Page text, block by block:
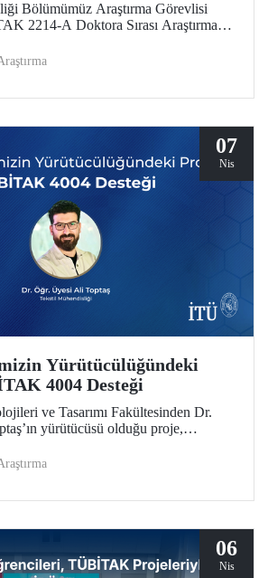
Bölümümüz Araştırma Görevlisi
2214-A Doktora Sırası Araştırma
07
Nis
Yürütücülüğündeki
4004 Desteği
ve Tasarımı Fakültesinden Dr.
yürütücüsü olduğu proje,
kapsamında desteklenmeye hak
06
Nis